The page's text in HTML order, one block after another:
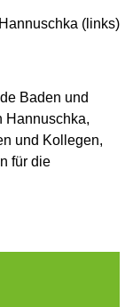
(links)
Baden und
Hannuschka,
und Kollegen,
für die